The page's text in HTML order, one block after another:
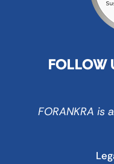
FOLLOW
FORANKRA is